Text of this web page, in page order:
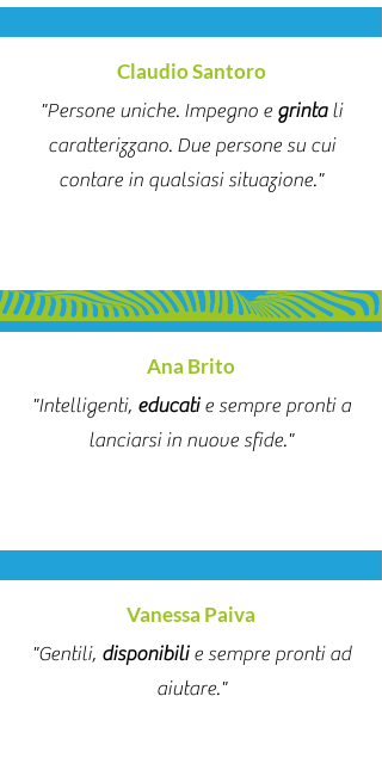
Claudio Santoro
"Persone uniche. Impegno e grintali
caratterizzano. Due persone su cui
contare in qualsiasi situazione."
Ana Brito
"Intelligenti, educatie sempre pronti a
lanciarsi in nuove sfide."
Vanessa Paiva
"Gentili, disponibilie sempre pronti ad
aiutare."